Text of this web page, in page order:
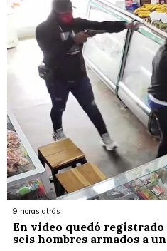
9 horas atrás
En video quedó
seis hombres armados a